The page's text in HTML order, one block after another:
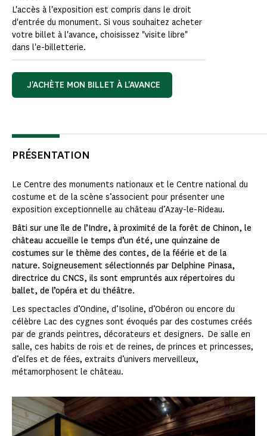
L'accès à l'exposition est compris dans le droit
d'entrée du monument. Si vous souhaitez acheter
votre billet à l'avance, choisissez "visite libre"
dans l'e-billetterie.
J'ACHÈTE MON BILLET À L'AVANCE
PRÉSENTATION
Le Centre des monuments nationaux et le Centre national du
costume et de la scène s’associent pour présenter une
exposition exceptionnelle au château d’Azay-le-Rideau.
Bâti sur une île de l’Indre, à proximité de la forêt de Chinon, le
château accueille le temps d’un été, une quinzaine de
costumes sur le thème des contes, de la féérie et de la
nature. Soigneusement sélectionnés par Delphine Pinasa,
directrice du CNCS, ils sont empruntés aux répertoires du
ballet, de l’opéra et du théâtre.
Les spectacles d’Ondine, d’Isoline, d’Obéron ou encore du
célèbre Lac des cygnes sont évoqués par des costumes créés
par de grands peintres, décorateurs et designers. De salle en
salle, ces habits de rois et de reines, de princes et princesses,
d’elfes et de fées, extraits d’univers merveilleux,
métamorphosent le château.